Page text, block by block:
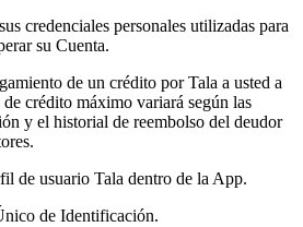
credenciales personales utilizadas para
su Cuenta.
de un crédito por Tala a usted a
crédito máximo variará según las
y el historial de reembolso del deudor
de usuario Tala dentro de la App.
de Identificación.